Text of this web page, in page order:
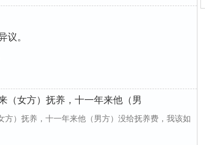
议。
（女方）抚养，十一年来他（男
）抚养，十一年来他（男方）没给抚养费，我该如